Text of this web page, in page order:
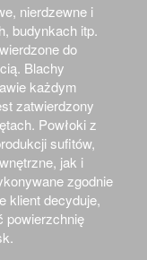
nierdzewne i
budynkach itp.
do
Blachy
każdym
zatwierdzony
Powłoki z
sufitów,
jak i
zgodnie
klient decyduje,
powierzchnię